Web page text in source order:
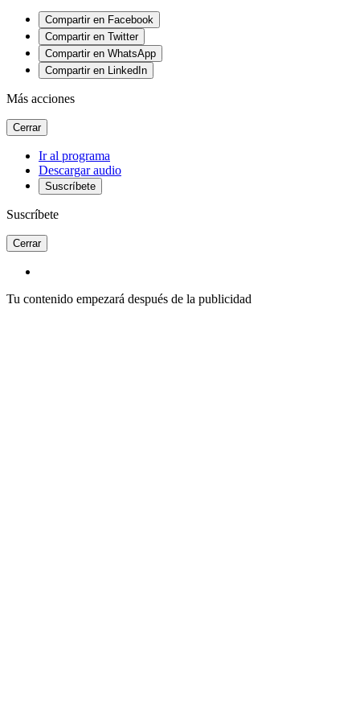
Compartir en Facebook
Compartir en Twitter
Compartir en WhatsApp
Compartir en LinkedIn
Más acciones
Cerrar
Ir al programa
Descargar audio
Suscríbete
Suscríbete
Cerrar
Tu contenido empezará después de la publicidad